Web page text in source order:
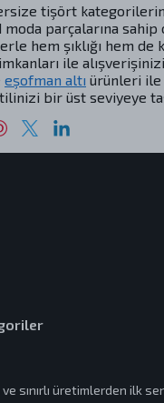
tişört
parçalarına sahip
hem şıklığı hem de
ile alışverişinizi
eşofman altı ürünleri ile
bir üst seviyeye
sınırlı üretimlerden ilk